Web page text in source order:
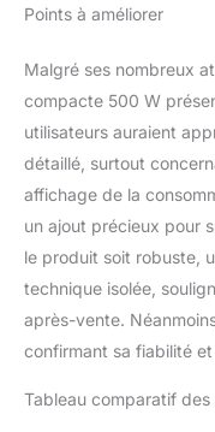
Points à améliorer
Malgré ses nombreux
compacte 500 W
utilisateurs auraient
détaillé, surtout
affichage de la
un ajout précieux pour
le produit soit robuste,
technique isolée,
après-vente.
confirmant sa fiabilité
Tableau comparatif